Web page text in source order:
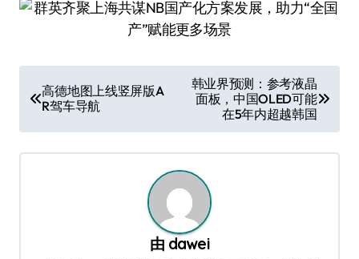
章
导
航
高德地图上线竖屏版A
R驾车导航
韩业界预测：参考液晶
面板，中国OLED可能
在5年内超越韩国
由 dawei